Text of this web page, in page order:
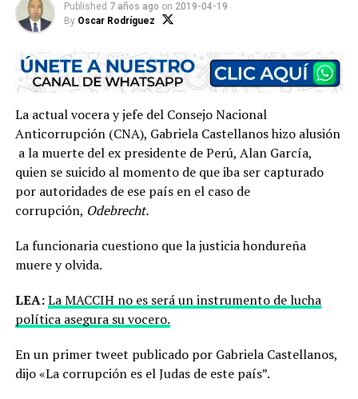
Published 7 años ago on 2019-04-19
By Oscar Rodríguez
La actual vocera y jefe del Consejo Nacional
Anticorrupción (CNA), Gabriela Castellanos hizo alusión
a la muerte del ex presidente de Perú, Alan García,
quien se suicido al momento de que iba ser capturado
por autoridades de ese país en el caso de
corrupción, Odebrecht.
La funcionaria cuestiono que la justicia hondureña
muere y olvida.
LEA:La MACCIH no es será un instrumento de lucha
política asegura su vocero.
En un primer tweet publicado por Gabriela Castellanos,
dijo «La corrupción es el Judas de este país”.